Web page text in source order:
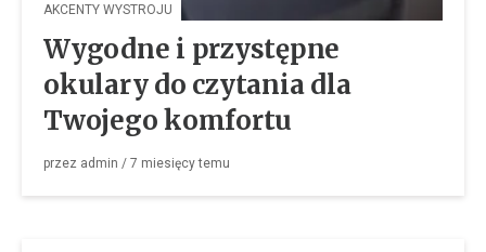
AKCENTY WYSTROJU
Wygodne i przystępne
okulary do czytania dla
Twojego komfortu
przez admin / 7 miesięcytemu